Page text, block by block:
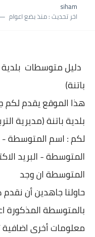
siham
اخر تحديث :منذ بضع اعوام
دليل متوسطات بلدية
باتنة)
هذا الموقع يقدم
بلديةباتنة (مديرية
لكم : اسم المتوسطة -
المتوسطة - البريد
المتوسطة ان وجد
حاولنا جاهدين أن
بالمتوسطة المذكورة
معلومات أخرى اضافية